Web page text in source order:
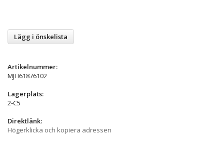
Lägg i önskelista
Artikelnummer:
MJH61876102
Lagerplats:
2-C5
Direktlänk:
Högerklicka och kopiera adressen